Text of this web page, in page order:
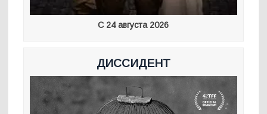
С 24 августа 2026
ДИССИДЕНТ